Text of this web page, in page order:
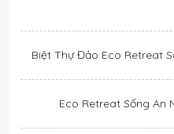
Biệt Thự Đảo Eco Retreat
Eco Retreat Sống An